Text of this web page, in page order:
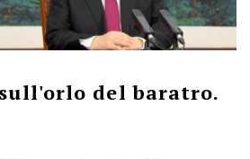
del baratro.